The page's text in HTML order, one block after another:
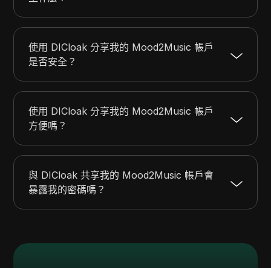
使用 DICloak 分享我的 Mood2Music 帳戶
是否安全？
使用 DICloak 分享我的 Mood2Music 帳戶
方便嗎？
與 DICloak 共享我的 Mood2Music 帳戶會
暴露我的密碼嗎？